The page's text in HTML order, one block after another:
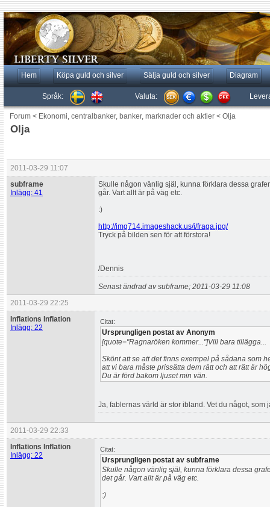
Hem Köpa guld och silver Sälja guld och silver Diagram
Språk: Valuta:
Forum < Ekonomi, centralbanker, banker, marknader och aktier < Olja
Olja
2011-03-29 11:07
subframe
Inlägg: 41
Skulle någon vänlig själ, kunna förklara dessa
går. Vart allt är på väg etc.
:)
http://img714.imageshack.us/i/fraga.jpg/
Tryck på bilden sen för att förstora!
/Dennis
Senast ändrad av subframe; 2011-03-29 11:08
2011-03-29 22:25
Inflations Inflation
Inlägg: 22
Citat:
Ursprungligen postat av Anonym
[quote="Ragnaröken kommer..."]Vill bara tillägga...
Skönt att se att det finns exempel på sådana som
att vi bara måste prissätta dem rätt och att rätt är
Du är förd bakom ljuset min vän.
Ja, fablernas värld är stor ibland. Vet du något, som
2011-03-29 22:33
Inflations Inflation
Inlägg: 22
Citat:
Ursprungligen postat av subframe
Skulle någon vänlig själ, kunna förklara dessa
det går. Vart allt är på väg etc.
:)